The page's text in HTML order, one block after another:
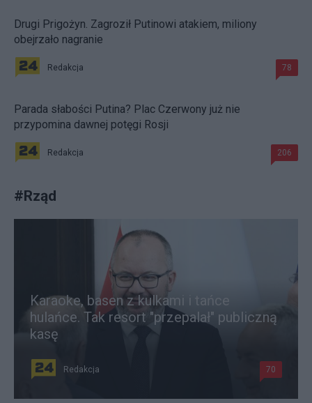
Drugi Prigożyn. Zagroził Putinowi atakiem, miliony
obejrzało nagranie
Redakcja 78
Parada słabości Putina? Plac Czerwony już nie
przypomina dawnej potęgi Rosji
Redakcja 206
#Rząd
Karaoke, basen z kulkami i tańce
hulańce. Tak resort "przepalał" publiczną
kasę
Redakcja 70